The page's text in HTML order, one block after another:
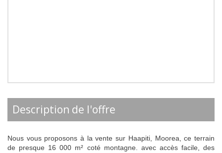
description de l'offre
Nous vous proposons à la vente sur Haapiti, Moorea, ce terrain
de presque 16 000 m² coté montagne. avec accès facile, des